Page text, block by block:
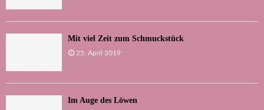
Mit viel Zeit zum Schmuckstück
25. April 2019
Im Auge des Löwen